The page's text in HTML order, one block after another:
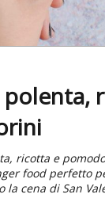
ricotta e
food perfetto
la cena di San